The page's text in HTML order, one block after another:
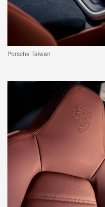
Porsche Taiwan